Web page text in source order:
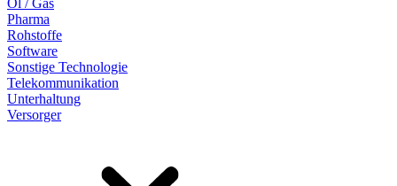
Öl / Gas
Pharma
Rohstoffe
Software
Sonstige Technologie
Telekommunikation
Unterhaltung
Versorger